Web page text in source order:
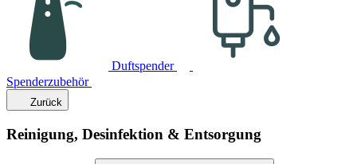
Duftspender
Spenderzubehör
Zurück
Reinigung, Desinfektion & Entsorgung